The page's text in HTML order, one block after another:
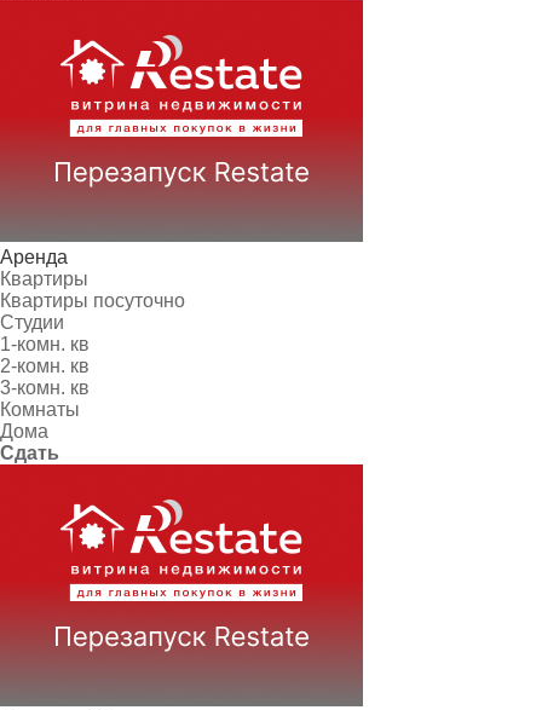
Аренда
Квартиры
Квартиры посуточно
Студии
1-комн. кв
2-комн. кв
3-комн. кв
Комнаты
Дома
Сдать